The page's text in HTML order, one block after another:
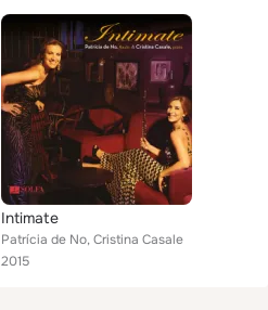
Intimate
Patrícia de No, Cristina Casale
2015